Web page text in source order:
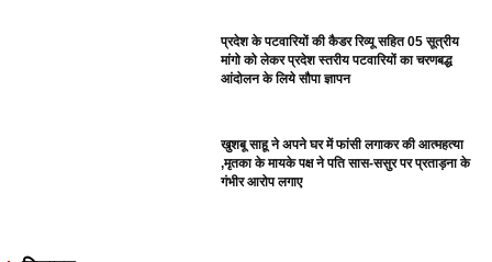
प्रदेश के पटवारियों की कैडर रिव्यू सहित 05 सूत्रीय
मांगो को लेकर प्रदेश स्तरीय पटवारियों का चरणबद्ध
आंदोलन के लिये सौपा ज्ञापन
खुशबू साहू ने अपने घर में फांसी लगाकर की आत्महत्या
,मृतका के मायके पक्ष ने पति सास-ससुर पर प्रताड़ना के
गंभीर आरोप लगाए